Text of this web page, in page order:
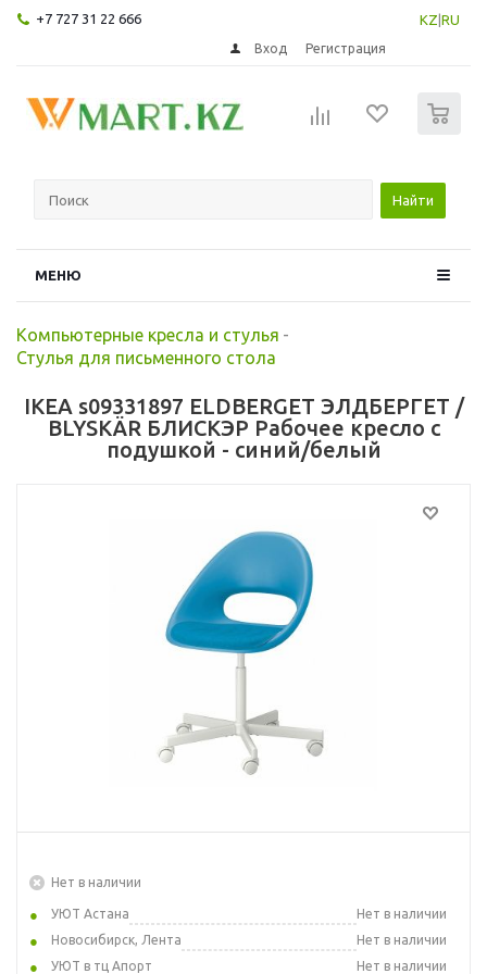
+7 727 31 22 666 KZ RU
Вход Регистрация
Найти
МЕНЮ
Компьютерные кресла и стулья -
Стулья для письменного стола
IKEA s09331897 ELDBERGET ЭЛДБЕРГЕТ /
BLYSKÄR БЛИСКЭР Рабочее кресло c
подушкой - синий/белый
Нет в наличии
УЮТ Астана
Нет в наличии
Новосибирск, Лента
Нет в наличии
УЮТ в тц Апорт
Нет в наличии